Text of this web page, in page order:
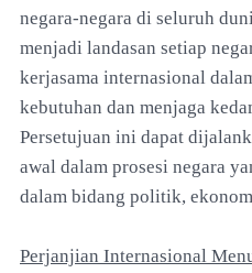
negara-negara di seluruh
menjadi landasan setiap
kerjasama internasional
kebutuhan dan menjaga
Persetujuan ini dapat
awal dalam prosesi negara
dalam bidang politik,
Perjanjian Internasional